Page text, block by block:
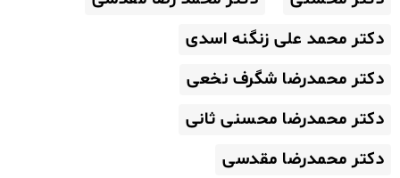
دکتر محمد علی زنگنه اسدی
دکتر محمدرضا شگرف نخعی
دکتر محمدرضا محسنی ثانی
دکتر محمدرضا مقدسی